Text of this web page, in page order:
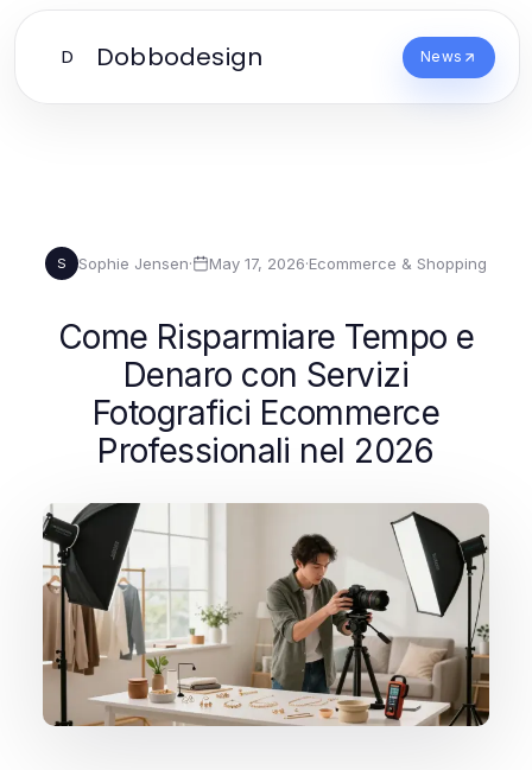
D Dobbodesign News
S Sophie Jensen· May 17, 2026·Ecommerce & Shopping
Come Risparmiare Tempo e
Denaro con Servizi
Fotografici Ecommerce
Professionali nel 2026